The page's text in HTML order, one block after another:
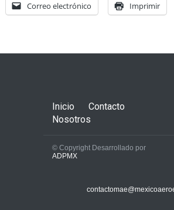
Correo electrónico Imprimir
Inicio
Contacto
Nosotros
© Copyright Desarrollado por
ADPMX